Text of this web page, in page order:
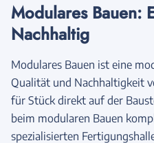
Modulares Bauen:
Nachhaltig
Modulares Bauen ist eine
Qualität und Nachhaltigkeit
für Stück direkt auf der
beim modularen Bauen
spezialisierten